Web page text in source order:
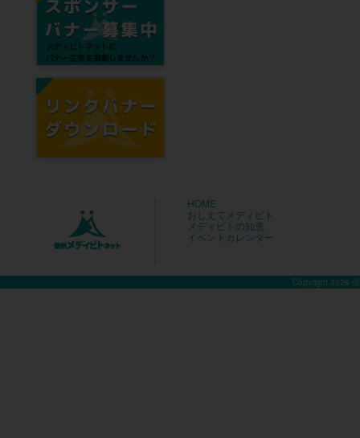
HOME
おしえてメディビト
メディビトの知恵
イベントカレンダー
Copyright 2026